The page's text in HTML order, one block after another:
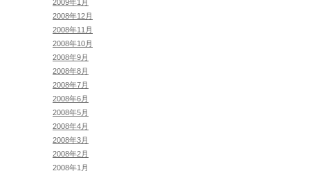
2009年1月
2008年12月
2008年11月
2008年10月
2008年9月
2008年8月
2008年7月
2008年6月
2008年5月
2008年4月
2008年3月
2008年2月
2008年1月